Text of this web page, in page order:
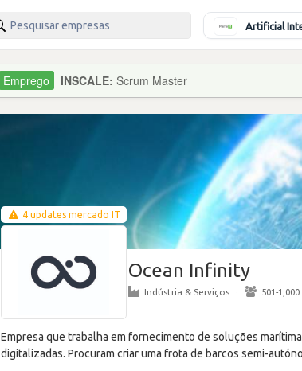
INSCALE: Scrum Master
4 updates mercado IT
Ocean Infinity
Indústria & Serviços · 501-1,000
Empresa que trabalha em fornecimento de soluções
digitalizadas. Procuram criar uma frota de barcos semi-